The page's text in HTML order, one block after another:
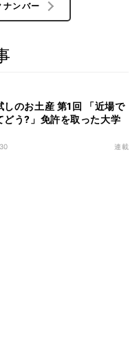
ナンバー
しのお土産 第1回 「近場で
どう?」免許を取った大学
連載